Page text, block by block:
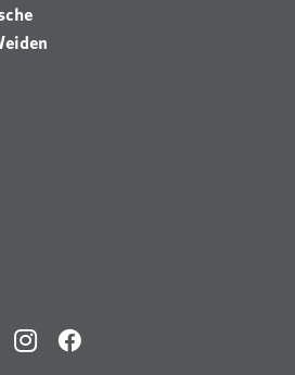
InstagramFacebook
zu können, werden von diesen
gesetzt.